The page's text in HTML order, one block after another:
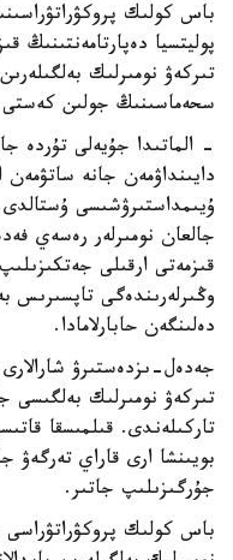
باس كولىك
پوليتسيا دەپارتامەنتىنىڭ
تىركەۋ نومىرلىك
سحەماسىنىڭ جولىن
- الماتىدا جۇيەلى تۇردە
دايىنداۋمەن جانە ساتۋمەن
ۇيىمداستىرۋشىسى ۇستالدى.
جالعان نومىرلەر رەسەي
قىزمەتى ارقىلى
وڭىرلەرىندەگى تاپسىرىس
دەلىنگەن حابارلامادا.
جەدەل-ىزدەستىرۋ
تىركەۋ نومىرلىك بەلگىسى
تاركىلەندى. قىلمىسقا
بويىنشا ارى قاراي تەرگەۋ
جۇرگىزىلىپ جاتىر.
باس كولىك پروكۋراتۋراسى